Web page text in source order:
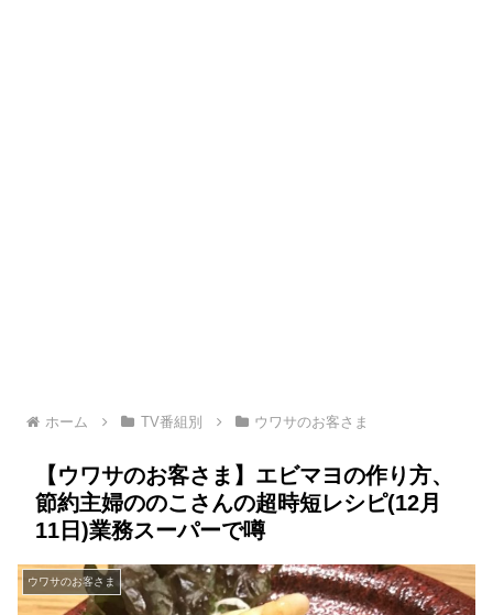
ホーム TV番組別 ウワサのお客さま
【ウワサのお客さま】エビマヨの作り方、
節約主婦ののこさんの超時短レシピ(12月
11日)業務スーパーで噂
ウワサのお客さま